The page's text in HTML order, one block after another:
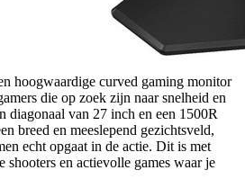
hoogwaardige curved gaming monitor
die op zoek zijn naar snelheid en
diagonaal van 27 inch en een 1500R
breed en meeslepend gezichtsveld,
echt opgaat in de actie. Dit is met
shooters en actievolle games waar je